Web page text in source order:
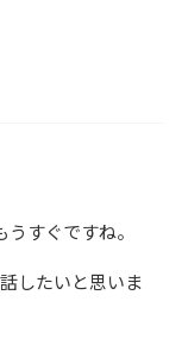
すぐですね。
したいと思いま